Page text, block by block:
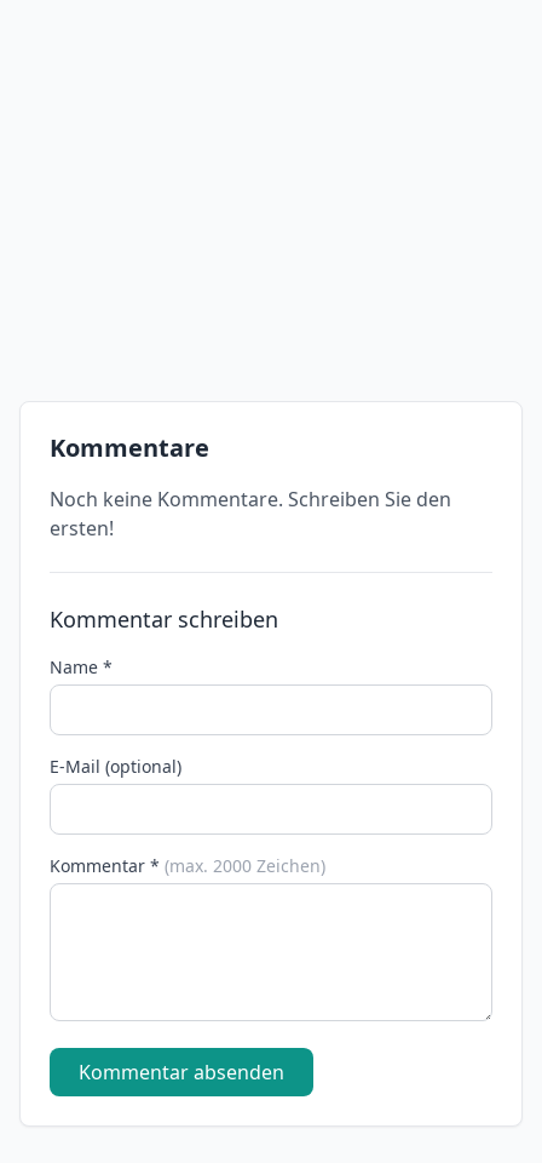
Kommentare
Noch keine Kommentare. Schreiben Sie den
ersten!
Kommentar schreiben
Name *
E-Mail (optional)
Kommentar * (max. 2000 Zeichen)
Kommentar absenden